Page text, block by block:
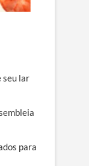
seu lar
para